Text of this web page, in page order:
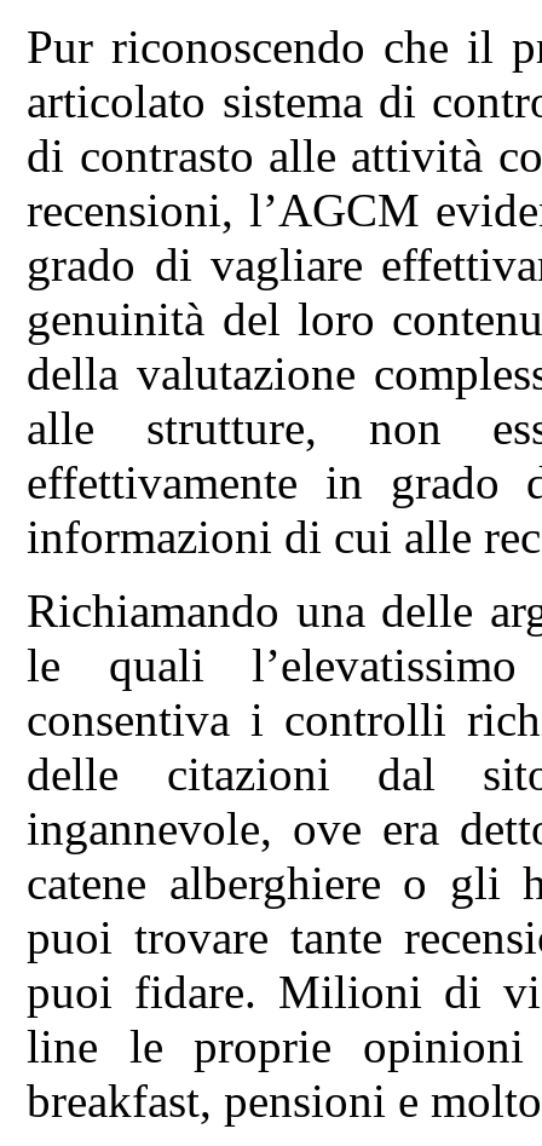
Pur riconoscendo che il
articolato sistema di
di contrasto alle attività
recensioni, l’AGCM
grado di vagliare
genuinità del loro
della valutazione
alle strutture, non
effettivamente in
informazioni di cui alle
Richiamando una delle
le quali
consentiva i controlli
delle citazioni dal
ingannevole, ove era
catene alberghiere o gli
puoi trovare tante
puoi fidare. Milioni di
line le proprie
breakfast, pensioni e